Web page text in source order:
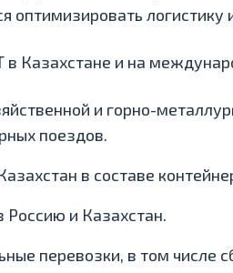
оптимизировать логистику
в Казахстане и на
и горно-
поездов.
в составе
Россию и Казахстан.
перевозки, в том числе